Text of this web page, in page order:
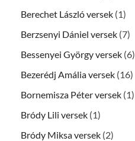
Berechet László versek (1)
Berzsenyi Dániel versek (7)
Bessenyei György versek (6)
Bezerédj Amália versek (16)
Bornemisza Péter versek (1)
Bródy Lili versek (1)
Bródy Miksa versek (2)